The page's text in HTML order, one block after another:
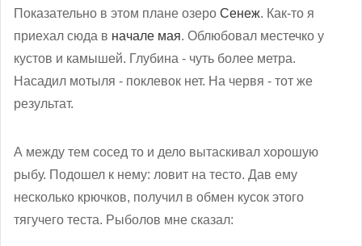
Показательно в этом плане озеро Сенеж. Как-то я
приехал сюда в начале мая. Облюбовал местечко у
кустов и камышей. Глубина - чуть более метра.
Насадил мотыля - поклевок нет. На червя - тот же
результат.
А между тем сосед то и дело вытаскивал хорошую
рыбу. Подошел к нему: ловит на тесто. Дав ему
несколько крючков, получил в обмен кусок этого
тягучего теста. Рыболов мне сказал: